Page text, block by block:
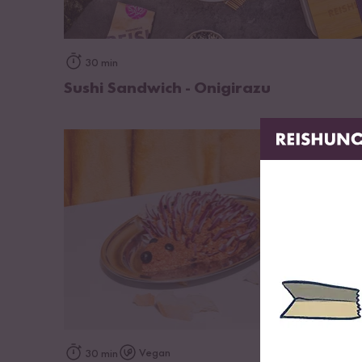
30 min
Sushi Sandwich - Onigirazu
30 min Vegan